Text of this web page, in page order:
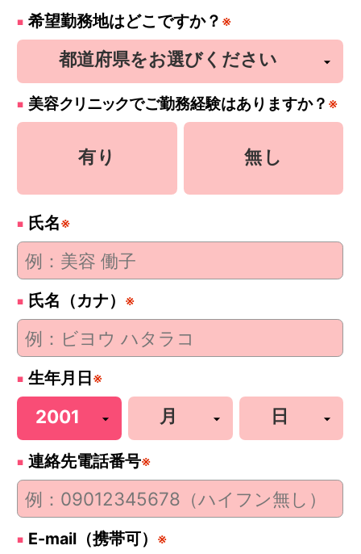
希望勤務地はどこですか？ ※
美容クリニックでご勤務経験はありますか？ ※
有り 無し
氏名※
氏名（カナ） ※
生年月日 ※
連絡先電話番号※
E-mail（携帯可） ※